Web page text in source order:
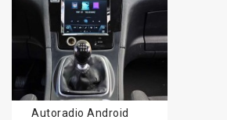
Autoradio Android